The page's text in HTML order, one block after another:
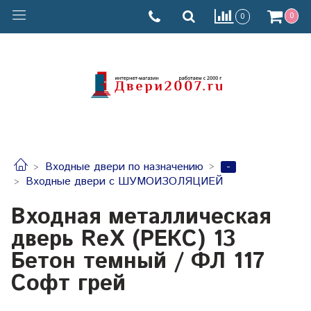
0 0
Входные двери по назначению
-
Входные двери с ШУМОИЗОЛЯЦИЕЙ
Входная металлическая
дверь RеX (РЕКС) 13
Бетон темный / ФЛ 117
Софт грей